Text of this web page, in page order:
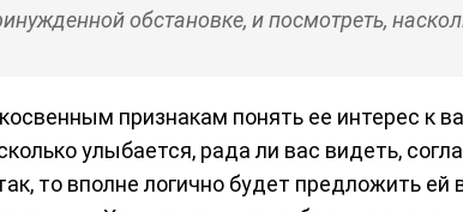
обстановке, и посмотреть,
признакам понять ее интерес к
улыбается, рада ли вас видеть,
то вполне логично будет предложить ей